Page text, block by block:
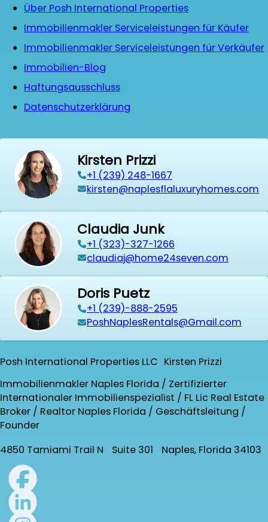
Über Posh International Properties
Immobilienmakler Serviceleistungen für Käufer
Immobilienmakler Serviceleistungen für Verkäufer
Immobilien-Blog
Haftungsausschluss
Datenschutzerklärung
Kirsten Prizzi
‭+1 (239) 248-1667‬
kirsten@naplesflaluxuryhomes.com
Claudia Junk
+1 (323)-327-1266
claudiaj@home24seven.com
Doris Puetz
+1 (239)-888-2595
PoshNaplesRentals@Gmail.com
Posh International Properties LLC Kirsten Prizzi
Immobilienmakler Naples Florida / Zertifizierter
Internationaler Immobilienspezialist / FL Lic Real Estate
Broker / Realtor Naples Florida / Geschäftsleitung /
Founder
4850 Tamiami Trail N Suite 301 Naples, Florida 34103